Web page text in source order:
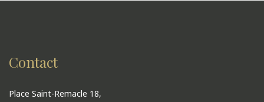
Contact
Place Saint-Remacle 18,